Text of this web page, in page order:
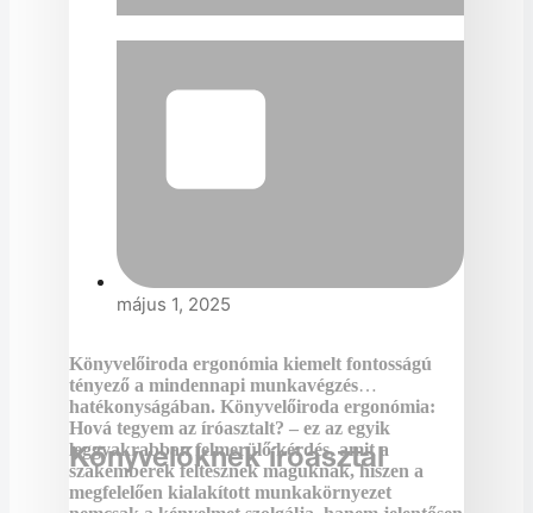
május 1, 2025
Könyvelőiroda ergonómia kiemelt fontosságú
tényező a mindennapi munkavégzés
hatékonyságában. Könyvelőiroda ergonómia:
Hová tegyem az íróasztalt? – ez az egyik
leggyakrabban felmerülő kérdés, amit a
szakemberek feltesznek maguknak, hiszen a
megfelelően kialakított munkakörnyezet
Könyvelőknek íróasztal